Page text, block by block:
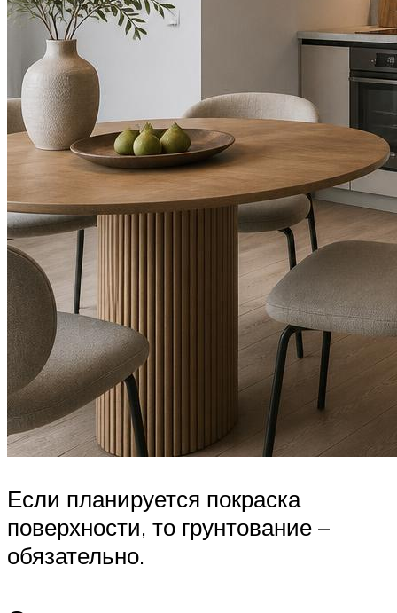
Если планируется покраска
поверхности, то грунтование –
обязательно.